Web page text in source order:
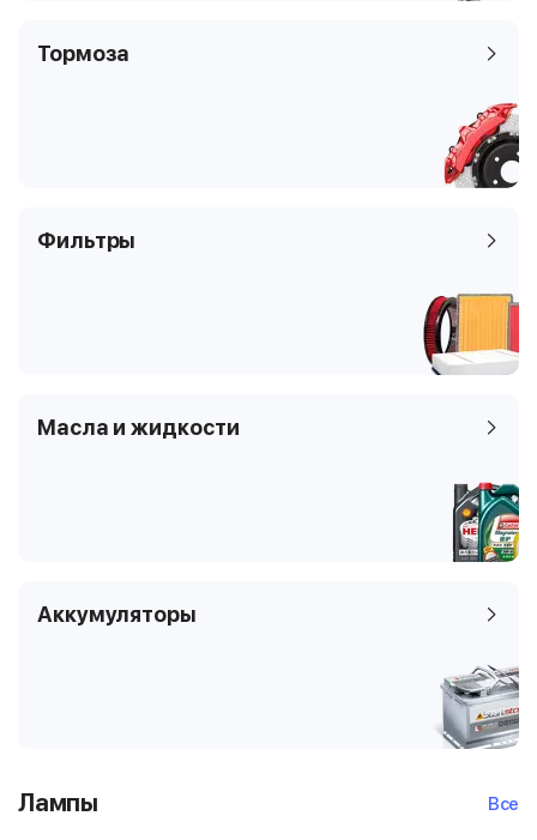
Тормоза
Фильтры
Масла и жидкости
Аккумуляторы
Лампы Все